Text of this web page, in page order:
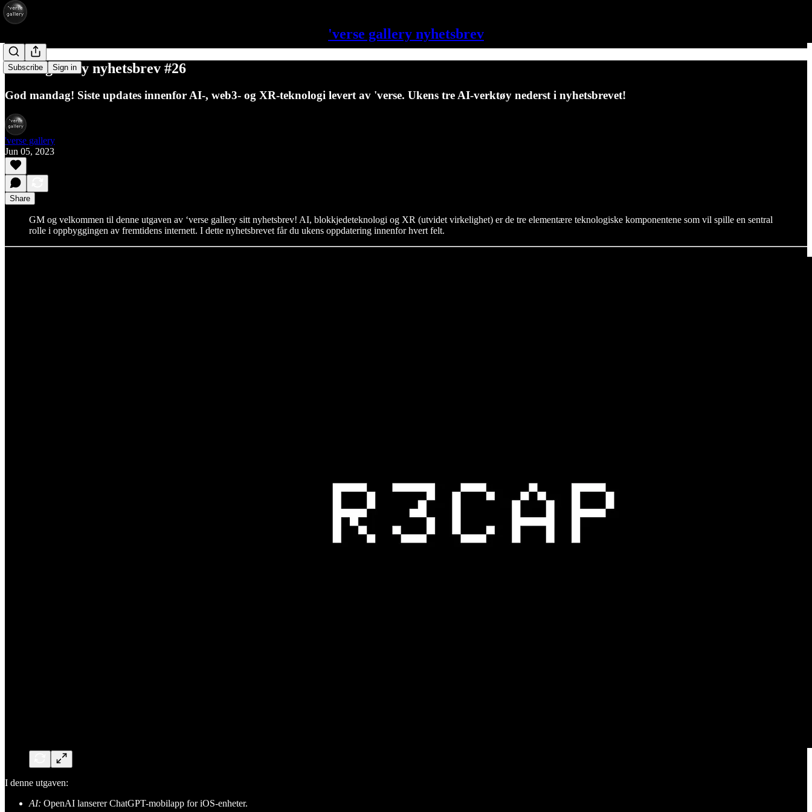
'verse gallery nyhetsbrev
Subscribe Sign in
'verse gallery nyhetsbrev #26
God mandag! Siste updates innenfor AI-, web3- og XR-teknologi levert av 'verse. Ukens tre AI-verktøy nederst i nyhetsbrevet!
'verse gallery
Jun 05, 2023
Share
GM og velkommen til denne utgaven av ‘verse gallery sitt nyhetsbrev! AI, blokkjedeteknologi og XR (utvidet virkelighet) er de tre elementære teknologiske komponentene som vil spille en sentral
rolle i oppbyggingen av fremtidens internett. I dette nyhetsbrevet får du ukens oppdatering innenfor hvert felt.
I denne utgaven:
AI: OpenAI lanserer ChatGPT-mobilapp for iOS-enheter.